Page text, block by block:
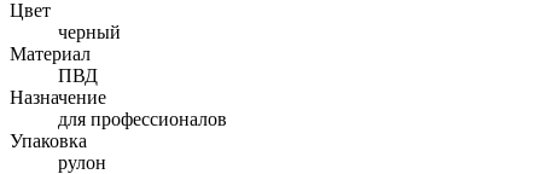
Цвет
черный
Материал
ПВД
Назначение
для профессионалов
Упаковка
рулон